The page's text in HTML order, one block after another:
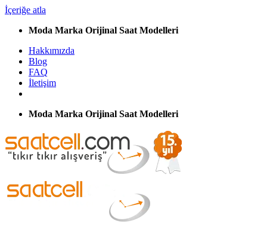
İçeriğe atla
Moda Marka Orijinal Saat Modelleri
Hakkımızda
Blog
FAQ
İletişim
Moda Marka Orijinal Saat Modelleri